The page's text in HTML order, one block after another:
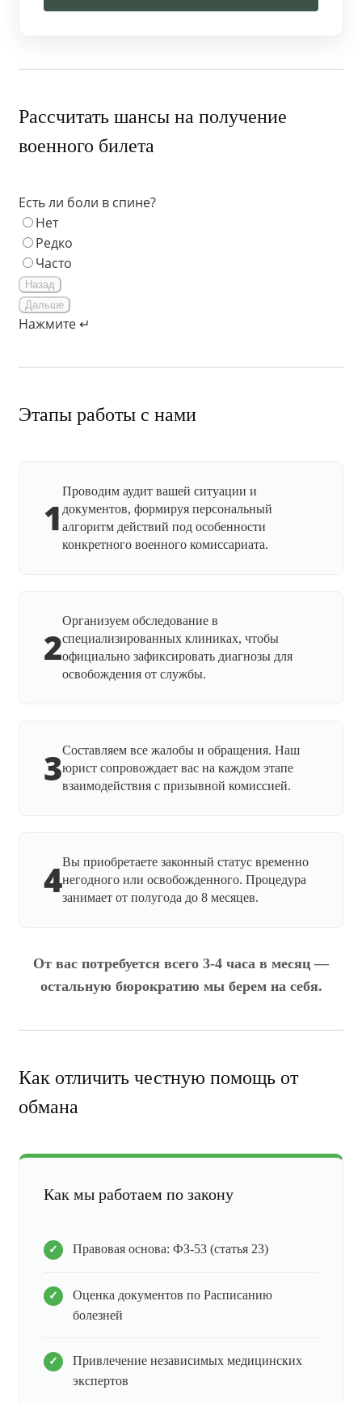
Рассчитать шансы на получение
военного билета
Есть ли боли в спине?
Нет
Редко
Часто
Назад
Дальше
Нажмите ↵
Этапы работы с нами
1
Проводим аудит вашей ситуации и
документов, формируя персональный
алгоритм действий под особенности
конкретного военного комиссариата.
2
Организуем обследование в
специализированных клиниках, чтобы
официально зафиксировать диагнозы для
освобождения от службы.
3Составляем все жалобы и обращения. Наш
юрист сопровождает вас на каждом этапе
взаимодействия с призывной комиссией.
4Вы приобретаете законный статус временно
негодного или освобожденного. Процедура
занимает от полугода до 8 месяцев.
От вас потребуется всего 3-4 часа в месяц —
остальную бюрократию мы берем на себя.
Как отличить честную помощь от
обмана
Как мы работаем по закону
Правовая основа: ФЗ-53 (статья 23)
Оценка документов по Расписанию
болезней
Привлечение независимых медицинских
экспертов